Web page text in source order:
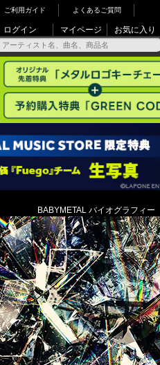
ご利用ガイド よくあるご質問
ログイン マイページ お気に入り
BABYMETAL バイオグラフィー